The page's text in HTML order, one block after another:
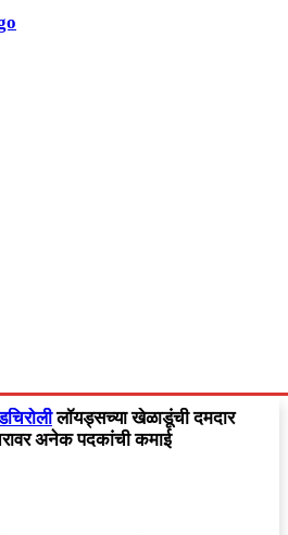
लॉयड्सच्या खेळाडूंची दमदार
अनेक पदकांची कमाई